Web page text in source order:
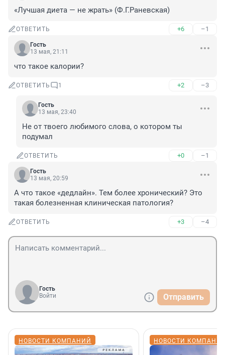
«Лучшая диета — не жрать» (Ф.Г.Раневская)
ОТВЕТИТЬ +6 –1
Гость
13 мая, 21:11
что такое калории?
ОТВЕТИТЬ 1 +2 –3
Гость
13 мая, 23:40
Не от твоего любимого слова, о котором ты
подумал
ОТВЕТИТЬ +0 –1
Гость
13 мая, 20:59
А что такое «дедлайн». Тем более хронический? Это
такая болезненная клиническая патология?
ОТВЕТИТЬ +3 –4
Гость
Войти
Отправить
НОВОСТИ КОМПАНИЙ НОВОСТИ